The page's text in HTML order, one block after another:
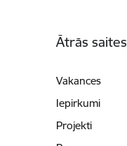
Ātrās saites
Vakances
Iepirkumi
Projekti